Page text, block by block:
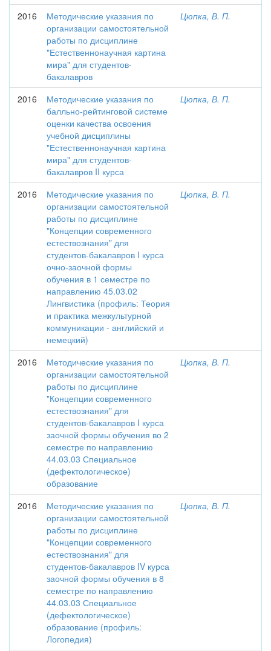
2016
Методические указания по
организации самостоятельной
работы по дисциплине
"Естественнонаучная картина
мира" для студентов-
бакалавров
Цюпка, В. П.
2016
Методические указания по
балльно-рейтинговой системе
оценки качества освоения
учебной дисциплины
"Естественнонаучная картина
мира" для студентов-
бакалавров II курса
Цюпка, В. П.
2016
Методические указания по
организации самостоятельной
работы по дисциплине
"Концепции современного
естествознания" для
студентов-бакалавров I курса
очно-заочной формы
обучения в 1 семестре по
направлению 45.03.02
Лингвистика (профиль: Теория
и практика межкультурной
коммуникации - английский и
немецкий)
Цюпка, В. П.
2016
Методические указания по
организации самостоятельной
работы по дисциплине
"Концепции современного
естествознания" для
студентов-бакалавров I курса
заочной формы обучения во 2
семестре по направлению
44.03.03 Специальное
(дефектологическое)
образование
Цюпка, В. П.
2016
Методические указания по
организации самостоятельной
работы по дисциплине
"Концепции современного
естествознания" для
студентов-бакалавров IV курса
заочной формы обучения в 8
семестре по направлению
44.03.03 Специальное
(дефектологическое)
образование (профиль:
Логопедия)
Цюпка, В. П.